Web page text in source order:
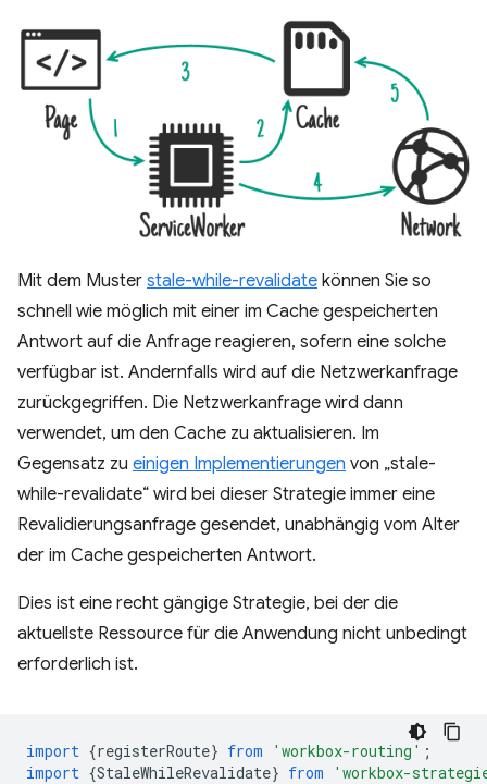
Mit dem Muster stale-while-revalidate können Sie so
schnell wie möglich mit einer im Cache gespeicherten
Antwort auf die Anfrage reagieren, sofern eine solche
verfügbar ist. Andernfalls wird auf die Netzwerkanfrage
zurückgegriffen. Die Netzwerkanfrage wird dann
verwendet, um den Cache zu aktualisieren. Im
Gegensatz zu einigen Implementierungen von „stale-
while-revalidate“ wird bei dieser Strategie immer eine
Revalidierungsanfrage gesendet, unabhängig vom Alter
der im Cache gespeicherten Antwort.
Dies ist eine recht gängige Strategie, bei der die
aktuellste Ressource für die Anwendung nicht unbedingt
erforderlich ist.
import {registerRoute} from 'workbox-routing' ;
import {StaleWhileRevalidate} from 'workbox-